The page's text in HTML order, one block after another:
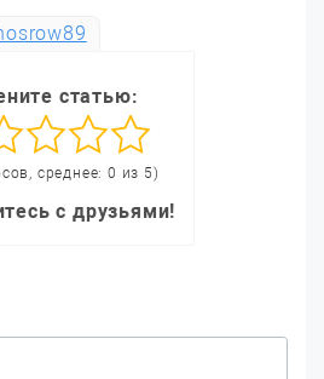
статью:
среднее: 0 из 5)
с друзьями!